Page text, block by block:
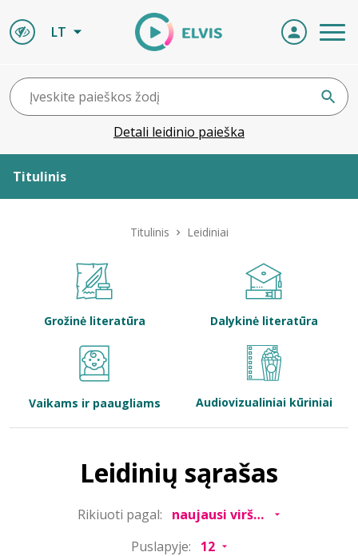
LT
Detali leidinio paieška
Titulinis
Bibliotekoms
Titulinis Leidiniai
Grožinė literatūra Dalykinė literatūra
Vaikams ir paaugliams Audiovizualiniai kūriniai
Leidinių sąrašas
Rikiuoti pagal:
Puslapyje: